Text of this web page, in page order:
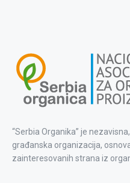
“Serbia Organika” je
građanska organizacija,
zainteresovanih strana iz